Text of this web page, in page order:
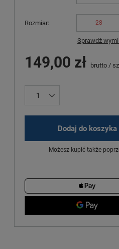
Rozmiar 28
Sprawdź
149,00 zł brutto /
Dodaj do koszyka
Możesz kupić także